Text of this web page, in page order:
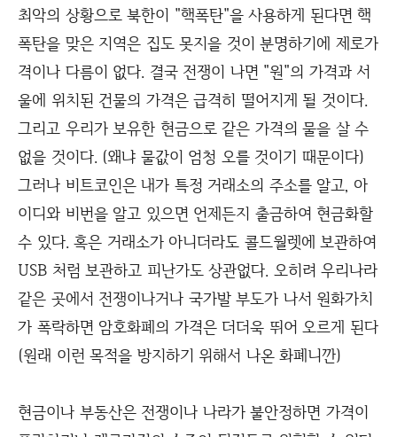
최악의 상황으로 북한이 "핵폭탄"을 사용하게 된다면 핵
폭탄을 맞은 지역은 집도 못지을 것이 분명하기에 제로가
격이나 다름이 없다. 결국 전쟁이 나면 "원"의 가격과 서
울에 위치된 건물의 가격은 급격히 떨어지게 될 것이다.
그리고 우리가 보유한 현금으로 같은 가격의 물을 살 수
없을 것이다. (왜냐 물값이 엄청 오를 것이기 때문이다)
그러나 비트코인은 내가 특정 거래소의 주소를 알고, 아
이디와 비번을 알고 있으면 언제든지 출금하여 현금화할
수 있다. 혹은 거래소가 아니더라도 콜드월렛에 보관하여
USB 처럼 보관하고 피난가도 상관없다. 오히려 우리나라
같은 곳에서 전쟁이나거나 국가발 부도가 나서 원화가치
가 폭락하면 암호화폐의 가격은 더더욱 뛰어 오르게 된다
(원래 이런 목적을 방지하기 위해서 나온 화폐니깐)
현금이나 부동산은 전쟁이나 나라가 불안정하면 가격이